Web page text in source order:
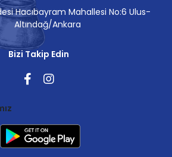
Hacıbayram Mahallesi No:6 Ulus-
Altındağ/Ankara
Bizi Takip Edin